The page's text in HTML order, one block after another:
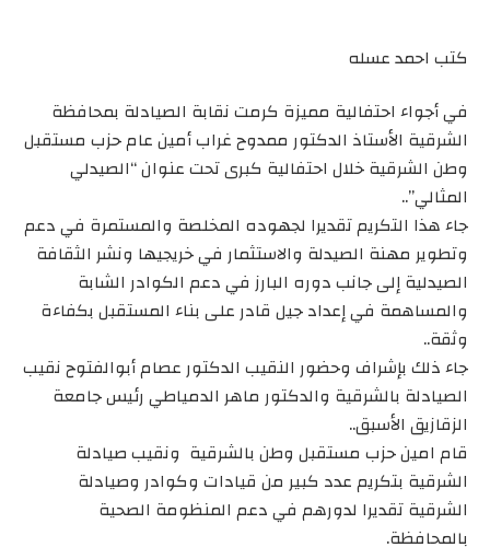
كتب احمد عسله
في أجواء احتفالية مميزة كرمت نقابة الصيادلة بمحافظة
الشرقية الأستاذ الدكتور ممدوح غراب أمين عام حزب مستقبل
وطن الشرقية خلال احتفالية كبرى تحت عنوان “الصيدلي
المثالي”..
جاء هذا التكريم تقديرا لجهوده المخلصة والمستمرة في دعم
وتطوير مهنة الصيدلة والاستثمار في خريجيها ونشر الثقافة
الصيدلية إلى جانب دوره البارز في دعم الكوادر الشابة
والمساهمة في إعداد جيل قادر على بناء المستقبل بكفاءة
وثقة..
جاء ذلك بإشراف وحضور النقيب الدكتور عصام أبوالفتوح نقيب
الصيادلة بالشرقية والدكتور ماهر الدمياطي رئيس جامعة
الزقازيق الأسبق..
قام امين حزب مستقبل وطن بالشرقية ونقيب صيادلة
الشرقية بتكريم عدد كبير من قيادات وكوادر وصيادلة
الشرقية تقديرا لدورهم في دعم المنظومة الصحية
بالمحافظة.